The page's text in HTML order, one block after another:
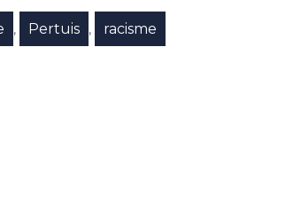
, Pertuis , racisme